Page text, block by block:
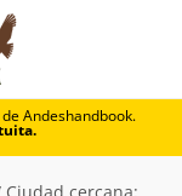
Andeshandbook.